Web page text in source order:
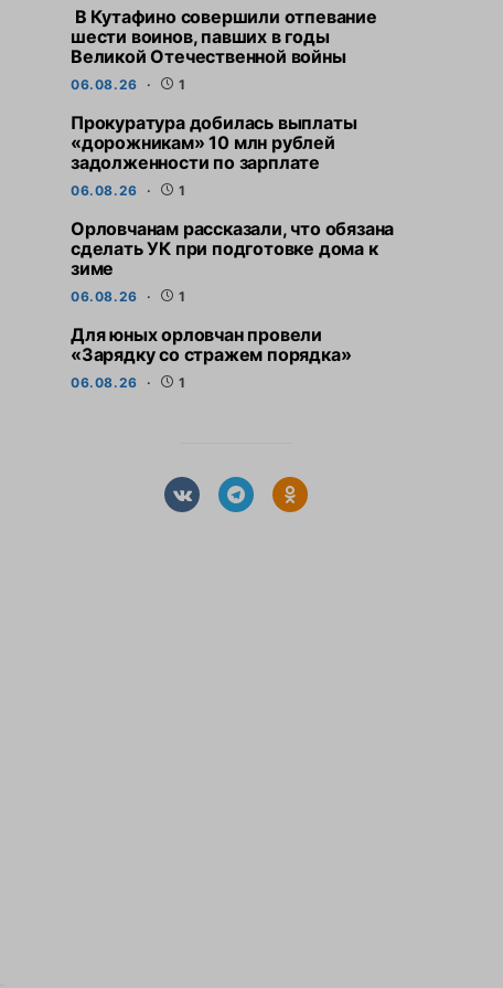
В Кутафино совершили отпевание
шести воинов, павших в годы
Великой Отечественной войны
06.08.26 1
Прокуратура добилась выплаты
«дорожникам» 10 млн рублей
задолженности по зарплате
06.08.26 1
Орловчанам рассказали, что обязана
сделать УК при подготовке дома к
зиме
06.08.26 1
Для юных орловчан провели
«Зарядку со стражем порядка»
06.08.26 1